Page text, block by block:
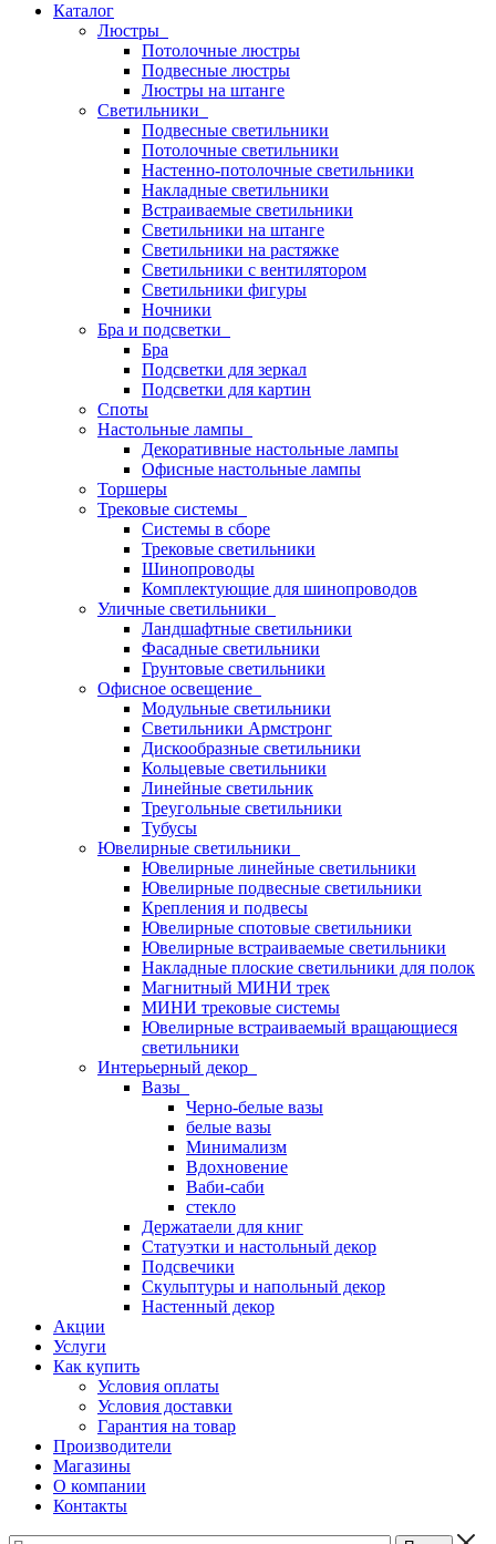
Каталог
Люстры
Потолочные люстры
Подвесные люстры
Люстры на штанге
Светильники
Подвесные светильники
Потолочные светильники
Настенно-потолочные светильники
Накладные светильники
Встраиваемые светильники
Светильники на штанге
Светильники на растяжке
Светильники с вентилятором
Светильники фигуры
Ночники
Бра и подсветки
Бра
Подсветки для зеркал
Подсветки для картин
Споты
Настольные лампы
Декоративные настольные лампы
Офисные настольные лампы
Торшеры
Трековые системы
Системы в сборе
Трековые светильники
Шинопроводы
Комплектующие для шинопроводов
Уличные светильники
Ландшафтные светильники
Фасадные светильники
Грунтовые светильники
Офисное освещение
Модульные светильники
Светильники Армстронг
Дискообразные светильники
Кольцевые светильники
Линейные светильник
Треугольные светильники
Тубусы
Ювелирные светильники
Ювелирные линейные светильники
Ювелирные подвесные светильники
Крепления и подвесы
Ювелирные спотовые светильники
Ювелирные встраиваемые светильники
Накладные плоские светильники для полок
Магнитный МИНИ трек
МИНИ трековые системы
Ювелирные встраиваемый вращающиеся
светильники
Интерьерный декор
Вазы
Черно-белые вазы
белые вазы
Минимализм
Вдохновение
Ваби-саби
стекло
Держатаели для книг
Статуэтки и настольный декор
Подсвечики
Скульптуры и напольный декор
Настенный декор
Акции
Услуги
Как купить
Условия оплаты
Условия доставки
Гарантия на товар
Производители
Магазины
О компании
Контакты